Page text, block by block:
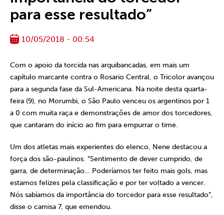
para esse resultado”
10/05/2018 - 00:54
Com o apoio da torcida nas arquibancadas, em mais um
capítulo marcante contra o Rosario Central, o Tricolor avançou
para a segunda fase da Sul-Americana. Na noite desta quarta-
feira (9), no Morumbi, o São Paulo venceu os argentinos por 1
a 0 com muita raça e demonstrações de amor dos torcedores,
que cantaram do início ao fim para empurrar o time.
Um dos atletas mais experientes do elenco, Nene destacou a
força dos são-paulinos. “Sentimento de dever cumprido, de
garra, de determinação… Poderíamos ter feito mais gols, mas
estamos felizes pela classificação e por ter voltado a vencer.
Nós sabíamos da importância do torcedor para esse resultado”,
disse o camisa 7, que emendou.